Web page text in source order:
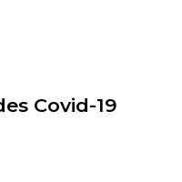
Covid-19